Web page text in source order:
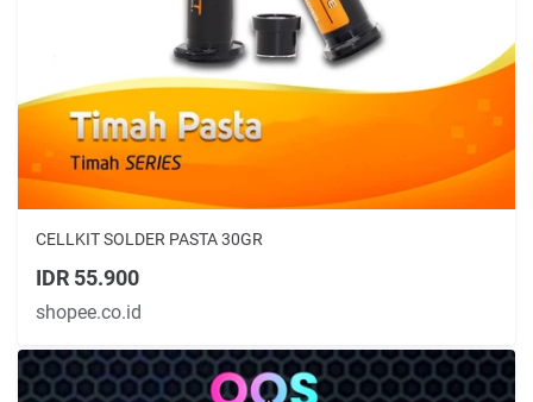
CELLKIT SOLDER PASTA 30GR
IDR 55.900
shopee.co.id